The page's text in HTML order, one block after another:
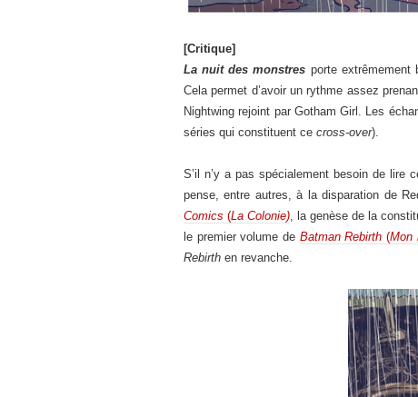
[Critique]
La nuit des monstres porte extrêmement
Cela permet d’avoir un rythme assez
Nightwing rejoint par Gotham Girl. Les
séries qui constituent ce cross-over).
S’il n’y a pas spécialement besoin de lire
pense, entre autres, à la disparation de
Comics (La Colonie), la genèse de la
le premier volume de Batman Rebirth (Mon
Rebirth en revanche.